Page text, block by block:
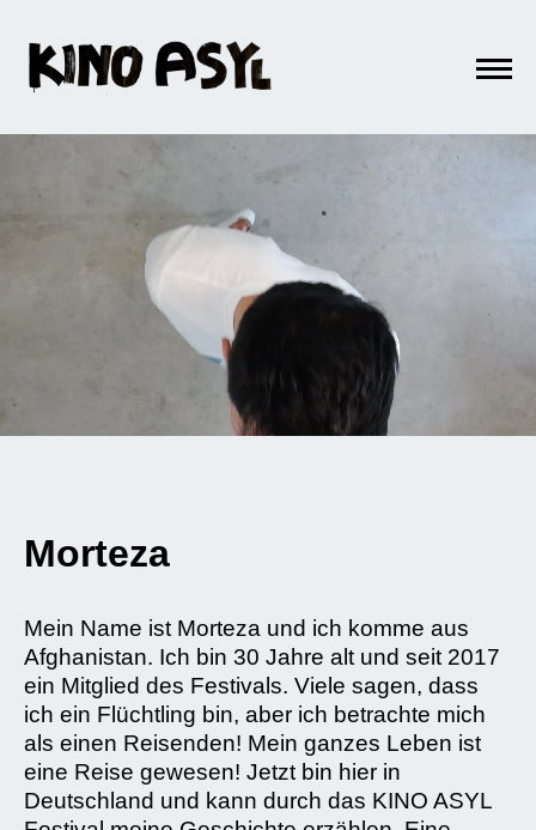
Morteza
Mein Name ist Morteza und ich komme aus
Afghanistan. Ich bin 30 Jahre alt und seit 2017
ein Mitglied des Festivals. Viele sagen, dass
ich ein Flüchtling bin, aber ich betrachte mich
als einen Reisenden! Mein ganzes Leben ist
eine Reise gewesen! Jetzt bin hier in
Deutschland und kann durch das KINO ASYL